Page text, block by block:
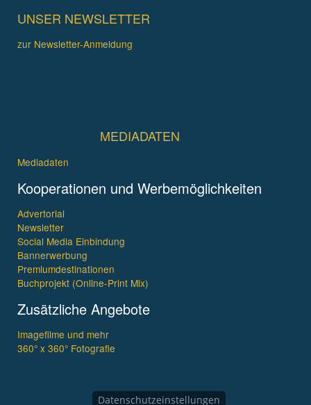
UNSER NEWSLETTER
zur Newsletter-Anmeldung
MEDIADATEN
Mediadaten
Kooperationen und Werbemöglichkeiten
Advertorial
Newsletter
Social Media Einbindung
Bannerwerbung
Premiumdestinationen
Buchprojekt (Online-Print Mix)
Zusätzliche Angebote
Imagefilme und mehr
360° x 360° Fotografie
Datenschutzeinstellungen